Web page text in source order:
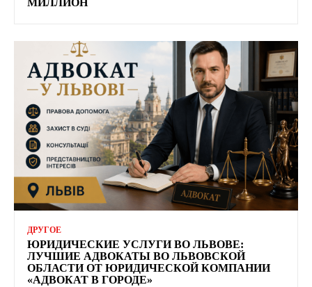
ДРУГОЕ
ЮРИДИЧЕСКИЕ УСЛУГИ ВО ЛЬВОВЕ:
ЛУЧШИЕ АДВОКАТЫ ВО ЛЬВОВСКОЙ
ОБЛАСТИ ОТ ЮРИДИЧЕСКОЙ КОМПАНИИ
«АДВОКАТ В ГОРОДЕ»